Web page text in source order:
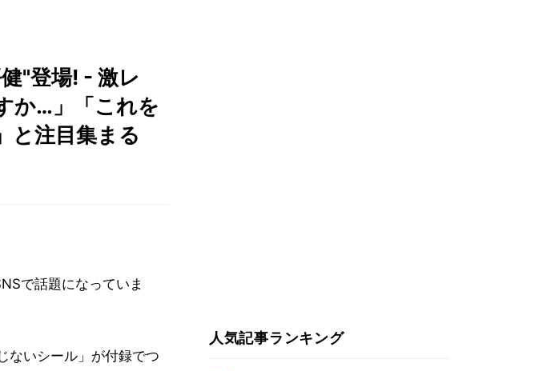
"登場! - 激レ
か…」「これを
と注目集まる
で話題になっていま
ないシール」が付録でつ
人気記事ランキング